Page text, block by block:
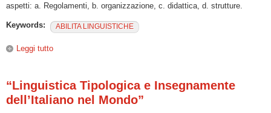
aspetti: a. Regolamenti, b. organizzazione, c. didattica, d. strutture.
Keywords: ABILITA LINGUISTICHE
Leggi tutto
“Linguistica Tipologica e Insegnamente
dell’Italiano nel Mondo”